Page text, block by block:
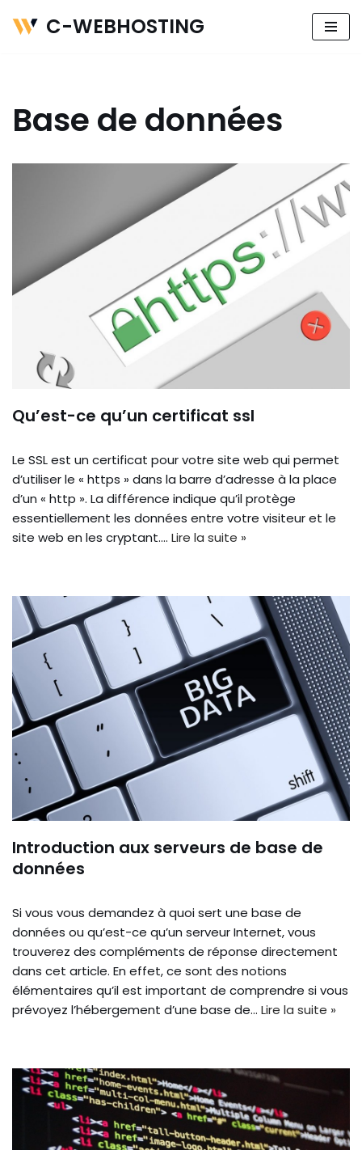
C-WEBHOSTING
Base de données
Qu’est-ce qu’un certificat ssl
Le SSL est un certificat pour votre site web qui permet
d’utiliser le « https » dans la barre d’adresse à la place
d’un « http ». La différence indique qu’il protège
essentiellement les données entre votre visiteur et le
site web en les cryptant.… Lire la suite »
Introduction aux serveurs de base de
données
Si vous vous demandez à quoi sert une base de
données ou qu’est-ce qu’un serveur Internet, vous
trouverez des compléments de réponse directement
dans cet article. En effet, ce sont des notions
élémentaires qu’il est important de comprendre si vous
prévoyez l’hébergement d’une base de… Lire la suite »